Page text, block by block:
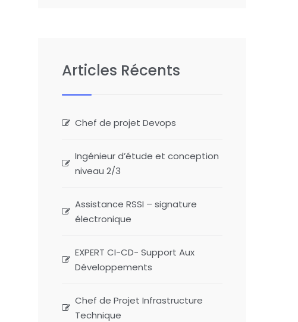
Articles Récents
Chef de projet Devops
Ingénieur d’étude et conception
niveau 2/3
Assistance RSSI – signature
électronique
EXPERT CI-CD- Support Aux
Développements
Chef de Projet Infrastructure
Technique